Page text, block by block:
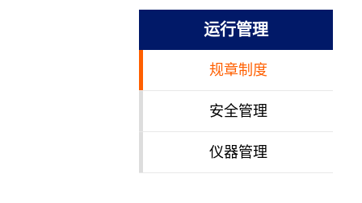
运行管理
规章制度
安全管理
仪器管理